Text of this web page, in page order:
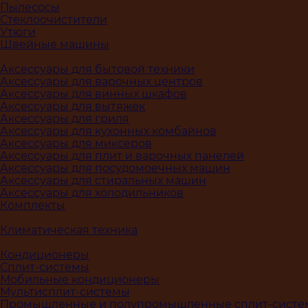
Пылесосы
Стеклоочистители
Утюги
Швейные машины
Аксессуары для бытовой техники
Аксессуары для варочных центров
Аксессуары для винных шкафов
Аксессуары для вытяжек
Аксессуары для гриля
Аксессуары для кухонных комбайнов
Аксессуары для миксеров
Аксессуары для плит и варочных панелей
Аксессуары для посудомоечных машин
Аксессуары для стиральных машин
Аксессуары для холодильников
Комплекты
Климатическая техника
Кондиционеры
Сплит-системы
Мобильные кондиционеры
Мультисплит-системы
Промышленные и полупромышленные сплит-